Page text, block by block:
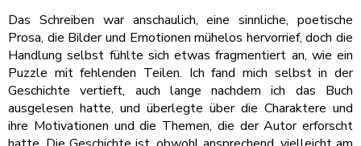
Das Schreiben war anschaulich, eine sinnliche, poetische
Prosa, die Bilder und Emotionen mühelos hervorrief, doch die
Handlung selbst fühlte sich etwas fragmentiert an, wie ein
Puzzle mit fehlenden Teilen. Ich fand mich selbst in der
Geschichte vertieft, auch lange nachdem ich das Buch
ausgelesen hatte, und überlegte über die Charaktere und
ihre Motivationen und die Themen, die der Autor erforscht